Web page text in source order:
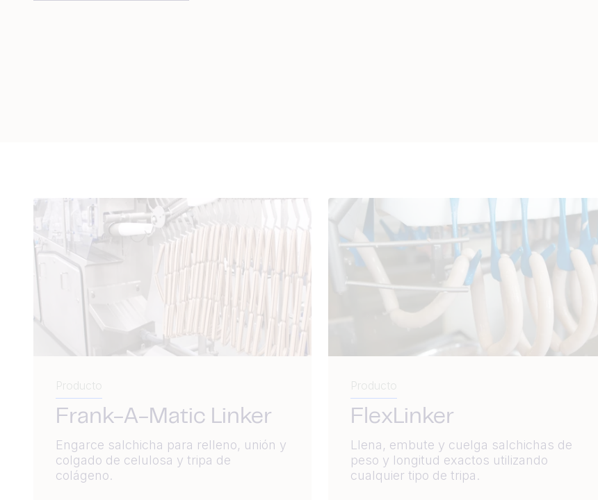
Producto
Frank-A-Matic Linker
Engarce salchicha para relleno, unión y
colgado de celulosa y tripa de
colágeno.
Producto
FlexLinker
Llena, embute y cuelga salchichas de
peso y longitud exactos utilizando
cualquier tipo de tripa.